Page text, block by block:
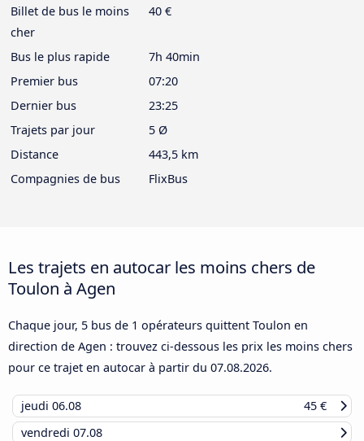
Billet de bus le moins
cher
40 €
Bus le plus rapide
7h 40min
Premier bus
07:20
Dernier bus
23:25
Trajets par jour
5 Ø
Distance
443,5 km
Compagnies de bus
FlixBus
Les trajets en autocar les moins chers de
Toulon à Agen
Chaque jour, 5 bus de 1 opérateurs quittent Toulon en
direction de Agen : trouvez ci-dessous les prix les moins chers
pour ce trajet en autocar à partir du 07.08.2026.
jeudi 06.08
45 €
vendredi 07.08